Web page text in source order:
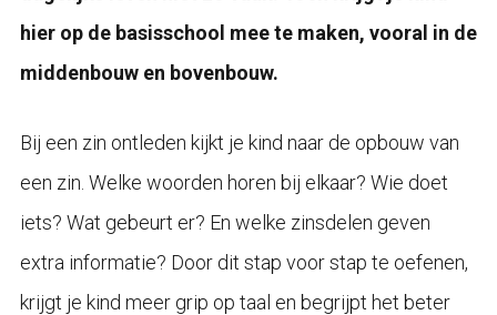
hier op de basisschool mee te maken, vooral in de
middenbouw en bovenbouw.
Bij een zin ontleden kijkt je kind naar de opbouw van
een zin. Welke woorden horen bij elkaar? Wie doet
iets? Wat gebeurt er? En welke zinsdelen geven
extra informatie? Door dit stap voor stap te oefenen,
krijgt je kind meer grip op taal en begrijpt het beter